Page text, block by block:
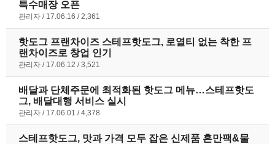
특수매장 오픈
관리자 17.06.16 2,361
핫도그 프랜차이즈 스테프핫도그, 로열티 없는 착한 프
랜차이즈로 창업 인기
관리자 17.06.12 3,521
배달과 단체주문에 최적화된 핫도그 메뉴…스테프핫도
그, 배달대행 서비스 실시
관리자 17.06.01 4,378
스테프핫도그, 맛과 가격 모두 잡은 신제품 혼만팩&물